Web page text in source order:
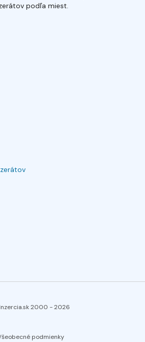
podľa miest.
2000 -2026
podmienky